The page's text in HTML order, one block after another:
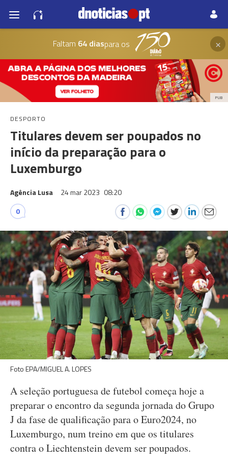
Faltam 64 diaspara os ×
PUB
DESPORTO
Titulares devem ser poupados no
início da preparação para o
Luxemburgo
Agência Lusa 24 mar 2023 08:20
0
Foto EPA/MIGUEL A. LOPES
A seleção portuguesa de futebol começa hoje a
preparar o encontro da segunda jornada do Grupo
J da fase de qualificação para o Euro2024, no
Luxemburgo, num treino em que os titulares
contra o Liechtenstein devem ser poupados.